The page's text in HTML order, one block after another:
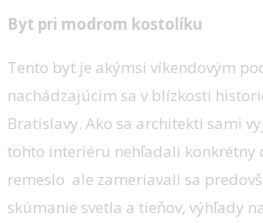
Byt pri modrom kostolíku
Tento byt je akýmsi víkendovým
nachádzajúcim sa v blízkosti
Bratislavy. Ako sa architekti sami
tohto interiéru nehľadali konkrétny
remeslo ale zameriavali sa
skúmanie svetla a tieňov, výhľady